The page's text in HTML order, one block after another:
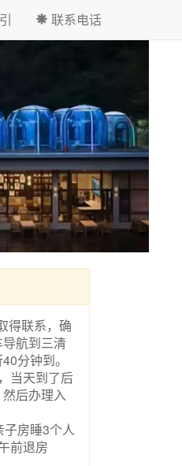
联系电话
得联系，确
航到三清
分钟到。
当天到了后
后办理入
房睡3个人
前退房